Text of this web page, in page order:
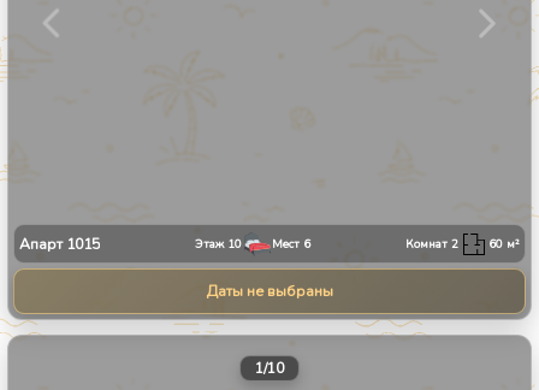
Апарт 1015 Этаж 10 Мест 6 Комнат2 60 м²
Даты не выбраны
1/10